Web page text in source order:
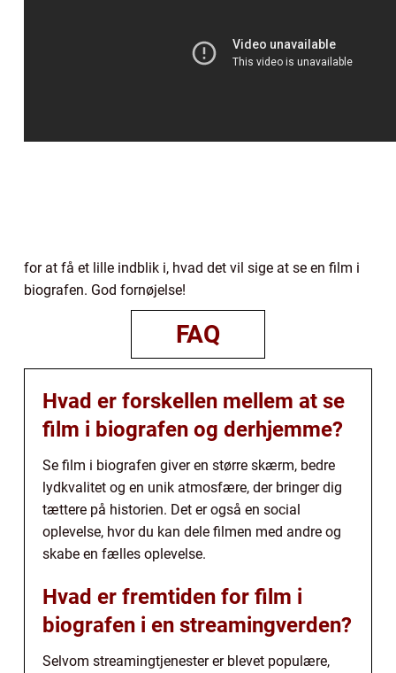
for at få et lille indblik i, hvad det vil sige at se en film i
biografen. God fornøjelse!
FAQ
Hvad er forskellen mellem at se
film i biografen og derhjemme?
Se film i biografen giver en større skærm, bedre
lydkvalitet og en unik atmosfære, der bringer dig
tættere på historien. Det er også en social
oplevelse, hvor du kan dele filmen med andre og
skabe en fælles oplevelse.
Hvad er fremtiden for film i
biografen i en streamingverden?
Selvom streamingtjenester er blevet populære,